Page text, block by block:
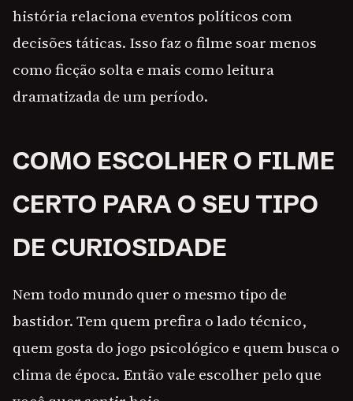
história relaciona eventos políticos com
decisões táticas. Isso faz o filme soar menos
como ficção solta e mais como leitura
dramatizada de um período.
COMO ESCOLHER O FILME
CERTO PARA O SEU TIPO
DE CURIOSIDADE
Nem todo mundo quer o mesmo tipo de
bastidor. Tem quem prefira o lado técnico,
quem gosta do jogo psicológico e quem busca o
clima de época. Então vale escolher pelo que